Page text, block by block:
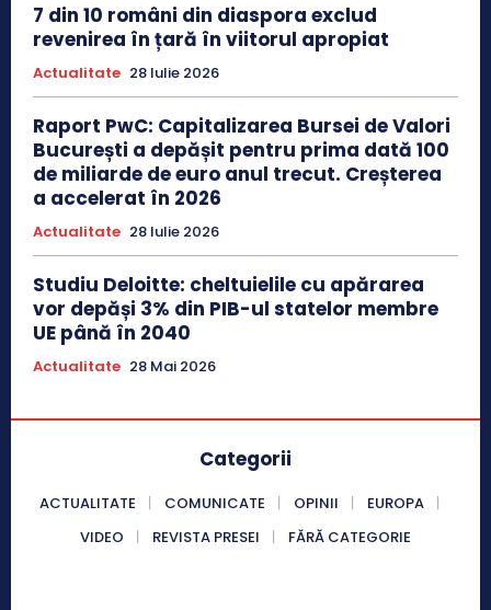
7 din 10 români din diaspora exclud
revenirea în țară în viitorul apropiat
Actualitate 28 Iulie 2026
Raport PwC: Capitalizarea Bursei de Valori
București a depășit pentru prima dată 100
de miliarde de euro anul trecut. Creșterea
a accelerat în 2026
Actualitate 28 Iulie 2026
Studiu Deloitte: cheltuielile cu apărarea
vor depăși 3% din PIB-ul statelor membre
UE până în 2040
Actualitate 28 Mai 2026
Categorii
ACTUALITATE COMUNICATE OPINII
EUROPA
VIDEO
REVISTA PRESEI FĂRĂ CATEGORIE